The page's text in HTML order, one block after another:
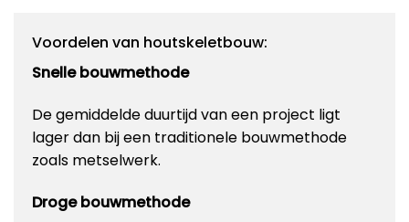
Voordelen van houtskeletbouw:
Snelle bouwmethode
De gemiddelde duurtijd van een project ligt
lager dan bij een traditionele bouwmethode
zoals metselwerk.
Droge bouwmethode